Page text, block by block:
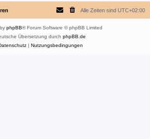
Alle Zeiten sind UTC+02:00
phpBB® Forum Software © phpBB Limited
Übersetzung durch phpBB.de
| Nutzungsbedingungen